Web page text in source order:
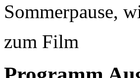
Sommerpause,
zum Film